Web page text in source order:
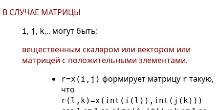
В СЛУЧАЕ МАТРИЦЫ
i, j , k,.. могут быть:
вещественным скаляром или вектором или
матрицей с положительными элементами.
r=x(i,j) формирует матрицу r такую,
что
r(l,k)=x(int(i(l)),int(j(k)))